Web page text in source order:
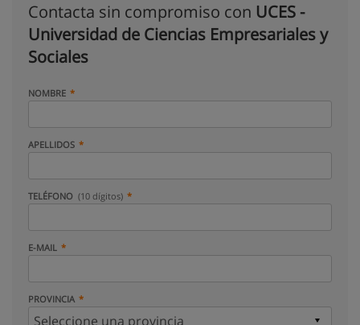
Contacta sin compromiso con UCES -
Universidad de Ciencias Empresariales y
Sociales
NOMBRE
APELLIDOS
TELÉFONO (10 dígitos)
E-MAIL
PROVINCIA